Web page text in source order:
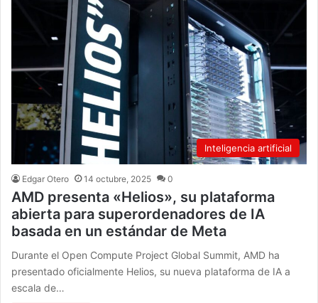
Inteligencia artificial
Edgar Otero 14 octubre, 2025 0
AMD presenta «Helios», su plataforma
abierta para superordenadores de IA
basada en un estándar de Meta
Durante el Open Compute Project Global Summit, AMD ha
presentado oficialmente Helios, su nueva plataforma de IA a
escala de…